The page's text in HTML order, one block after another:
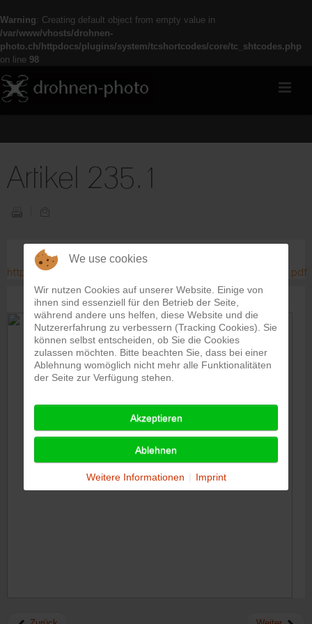
Warning: Creating default object from empty value in
/var/www/vhosts/drohnen-
photo.ch/httpdocs/plugins/system/tcshortcodes/core/tc_shtcodes.php
on line 98
Artikel 235.1
http://www.firesoftware.ch/Home/fileadmin/Download/235.1.pdf
We use cookies
Wir nutzen Cookies auf unserer Website. Einige von
ihnen sind essenziell für den Betrieb der Seite,
während andere uns helfen, diese Website und die
Nutzererfahrung zu verbessern (Tracking Cookies). Sie
können selbst entscheiden, ob Sie die Cookies
zulassen möchten. Bitte beachten Sie, dass bei einer
Ablehnung womöglich nicht mehr alle Funktionalitäten
der Seite zur Verfügung stehen.
Akzeptieren
Ablehnen
Weitere Informationen Imprint